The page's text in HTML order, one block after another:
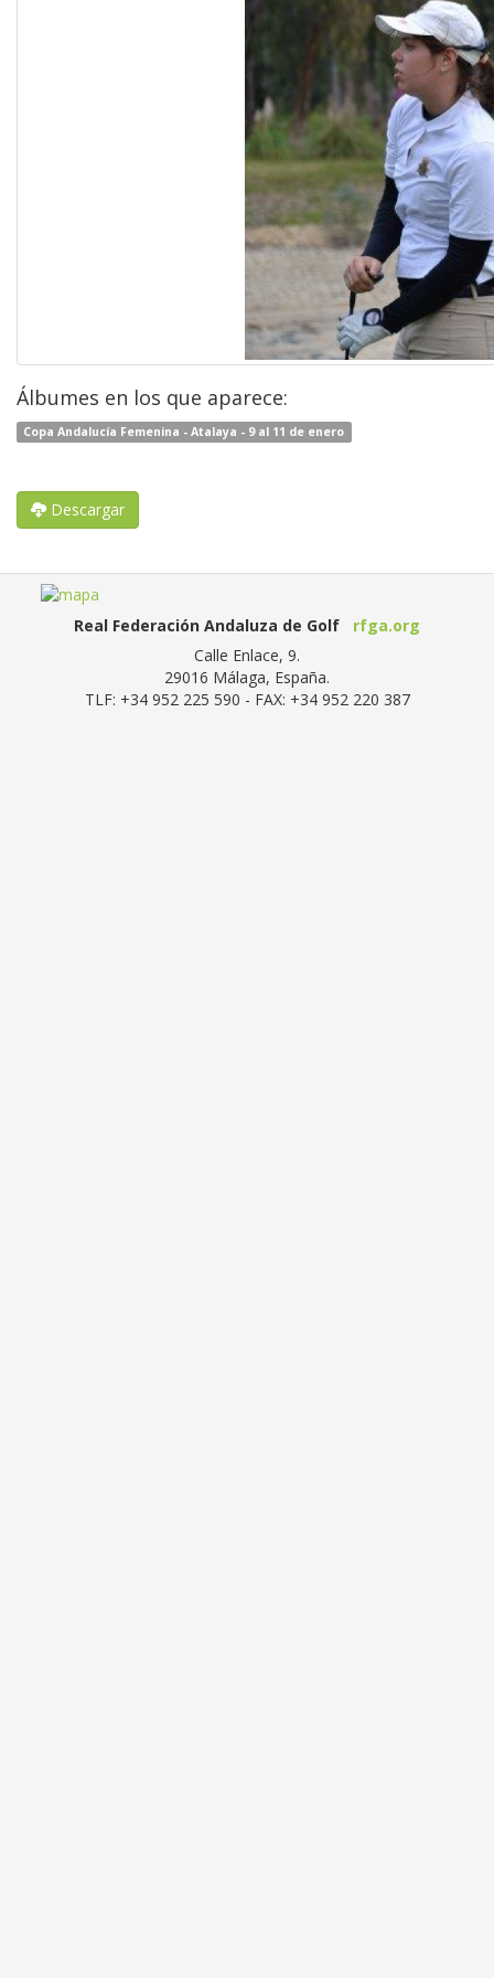
Álbumes en los que aparece:
Copa Andalucía Femenina - Atalaya - 9 al 11 de enero
Descargar
Real Federación Andaluza de Golf
rfga.org
Calle Enlace, 9.
29016 Málaga, España.
TLF: +34 952 225 590 - FAX: +34 952 220 387